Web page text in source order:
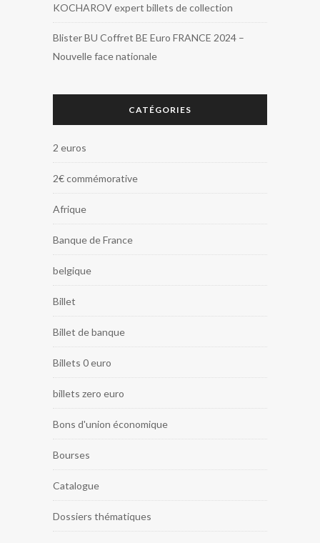
KOCHAROV expert billets de collection
Blister BU Coffret BE Euro FRANCE 2024 –
Nouvelle face nationale
CATÉGORIES
2 euros
2€ commémorative
Afrique
Banque de France
belgique
Billet
Billet de banque
Billets 0 euro
billets zero euro
Bons d'union économique
Bourses
Catalogue
Dossiers thématiques